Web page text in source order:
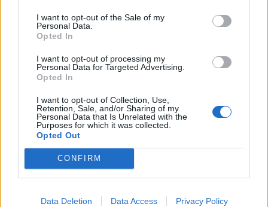
I want to opt-out of the Sale of my
Personal Data.
Opted In
I want to opt-out of processing my
Personal Data for Targeted Advertising.
Opted In
I want to opt-out of Collection, Use,
Retention, Sale, and/or Sharing of my
Personal Data that Is Unrelated with the
Purposes for which it was collected.
Opted Out
CONFIRM
Data Deletion Data Access Privacy Policy